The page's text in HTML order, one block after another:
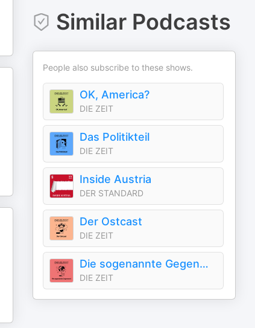
Similar Podcasts
People also subscribe to these shows.
OK, America?
DIE ZEIT
Das Politikteil
DIE ZEIT
Inside Austria
DER STANDARD
Der Ostcast
DIE ZEIT
Die sogenannte Gegenwart
DIE ZEIT